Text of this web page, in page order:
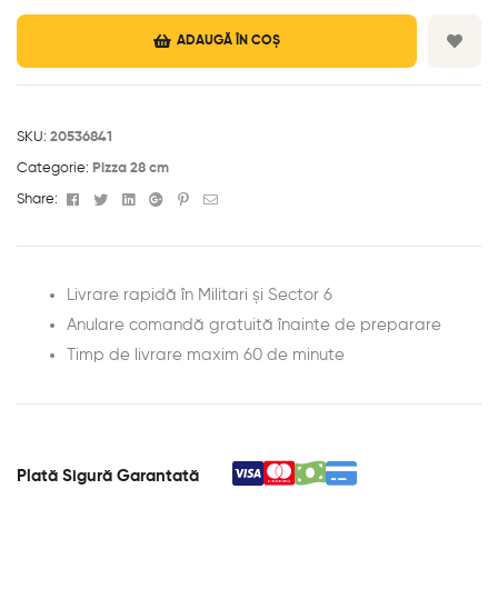
ADAUGĂ ÎN COȘ
SKU: 20536841
Categorie: Pizza 28 cm
Share: Facebook
TwitterLinkedinGoogle+Pinterest
Email
Livrare rapidă în Militari și Sector 6
Anulare comandă gratuită înainte de preparare
Timp de livrare maxim 60 de minute
Plată Sigură Garantată